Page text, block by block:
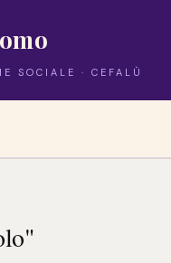
SOCIALE · CEFALÙ